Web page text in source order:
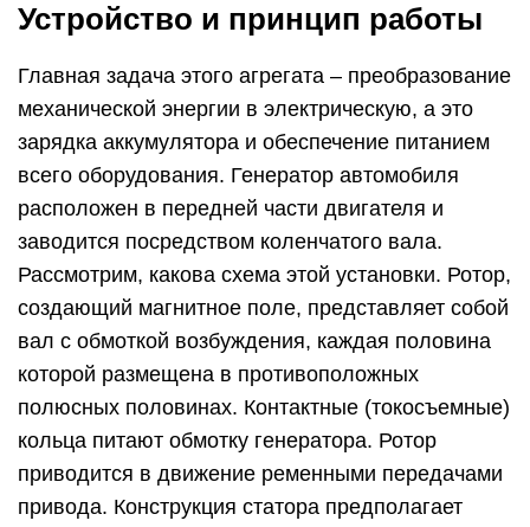
Устройство и принцип работы
Главная задача этого агрегата – преобразование
механической энергии в электрическую, а это
зарядка аккумулятора и обеспечение питанием
всего оборудования. Генератор автомобиля
расположен в передней части двигателя и
заводится посредством коленчатого вала.
Рассмотрим, какова схема этой установки. Ротор,
создающий магнитное поле, представляет собой
вал с обмоткой возбуждения, каждая половина
которой размещена в противоположных
полюсных половинах. Контактные (токосъемные)
кольца питают обмотку генератора. Ротор
приводится в движение ременными передачами
привода. Конструкция статора предполагает